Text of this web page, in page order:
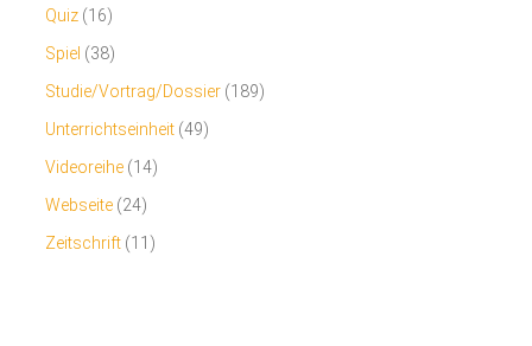
Quiz (16)
Spiel (38)
Studie/Vortrag/Dossier (189)
Unterrichtseinheit (49)
Videoreihe (14)
Webseite (24)
Zeitschrift (11)